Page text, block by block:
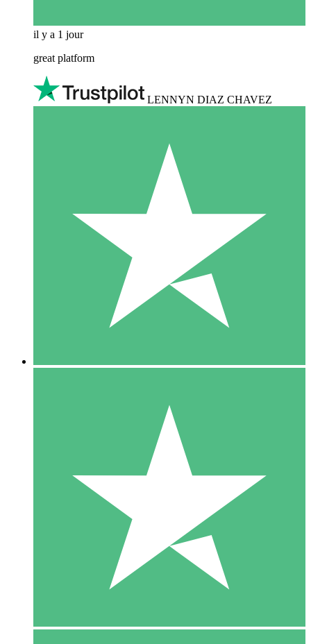
il y a 1 jour
great platform
LENNYN DIAZ CHAVEZ